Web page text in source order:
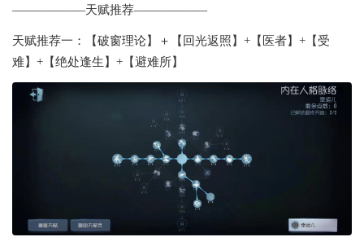
——————天赋推荐——————
天赋推荐一：【破窗理论】＋【回光返照】+【医者】+【受
难】+【绝处逢生】+【避难所】